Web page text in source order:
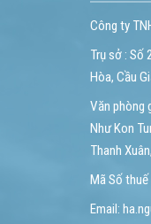
Công ty
Trụ sở : Số
Hòa, Cầu
Văn phòng
Như Kon
Thanh
Mã Số
Email: